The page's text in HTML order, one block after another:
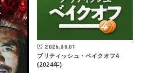
2026.08.01
ブリティッシュ・ベイクオフ4
(2024年)